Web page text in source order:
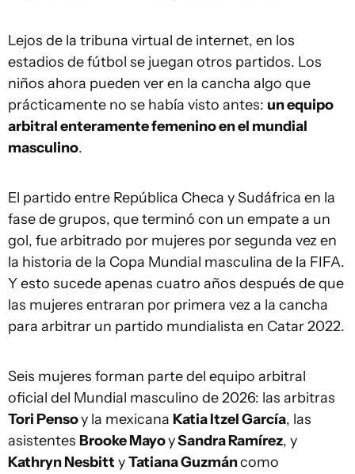
Lejos de la tribuna virtual de internet, en los
estadios de fútbol se juegan otros partidos. Los
niños ahora pueden ver en la cancha algo que
prácticamente no se había visto antes: un equipo
arbitral enteramente femenino en el mundial
masculino.
El partido entre República Checa y Sudáfrica en la
fase de grupos, que terminó con un empate a un
gol, fue arbitrado por mujeres por segunda vez en
la historia de la Copa Mundial masculina de la FIFA.
Y esto sucede apenas cuatro años después de que
las mujeres entraran por primera vez a la cancha
para arbitrar un partido mundialista en Catar 2022.
Seis mujeres forman parte del equipo arbitral
oficial del Mundial masculino de 2026: las arbitras
Tori Pensoy la mexicana Katia Itzel García, las
asistentes Brooke MayoySandra Ramírez, y
Kathryn Nesbitt yTatiana Guzmáncomo